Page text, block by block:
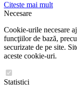
Citeste mai mult
Necesare
Cookie-urile necesare
funcţiilor de bază,
securizate de pe site.
aceste cookie-uri.
Statistici